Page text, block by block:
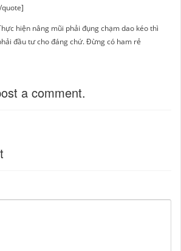
quote]
hiện nâng mũi phải đụng chạm dao kéo thì
đầu tư cho đáng chứ. Đừng có ham rẻ
a comment.